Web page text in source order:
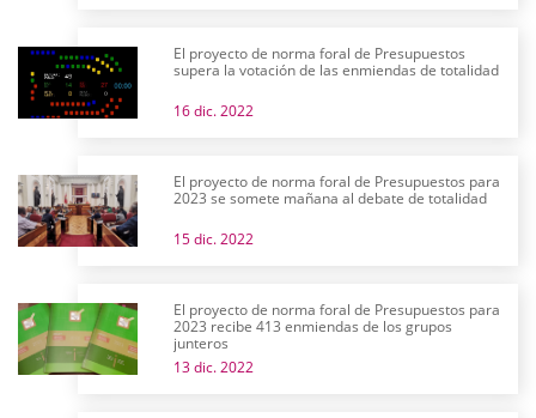
El proyecto de norma foral de Presupuestos
supera la votación de las enmiendas de totalidad
16 dic. 2022
El proyecto de norma foral de Presupuestos para
2023 se somete mañana al debate de totalidad
15 dic. 2022
El proyecto de norma foral de Presupuestos para
2023 recibe 413 enmiendas de los grupos
junteros
13 dic. 2022